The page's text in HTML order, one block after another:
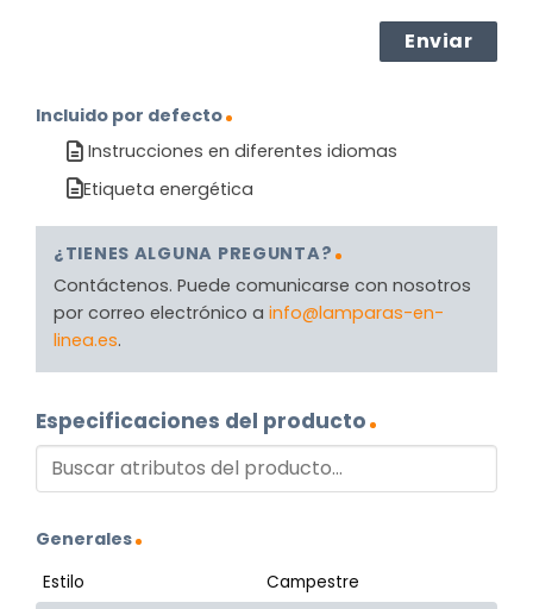
Incluido por defecto
Instrucciones en diferentes idiomas
Etiqueta energética
¿TIENES ALGUNA PREGUNTA?
Contáctenos. Puede comunicarse con nosotros
por correo electrónico a info@lamparas-en-
linea.es.
Especificaciones del producto
Generales
Estilo
Campestre